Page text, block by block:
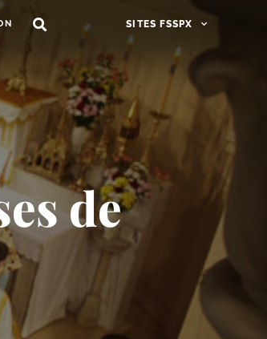
SITES FSSPX
de